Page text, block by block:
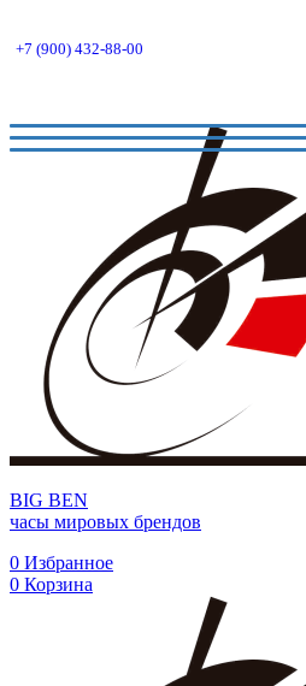
+7 (900) 432-88-00
BIG BEN
часы мировых брендов
0 Избранное
0 Корзина